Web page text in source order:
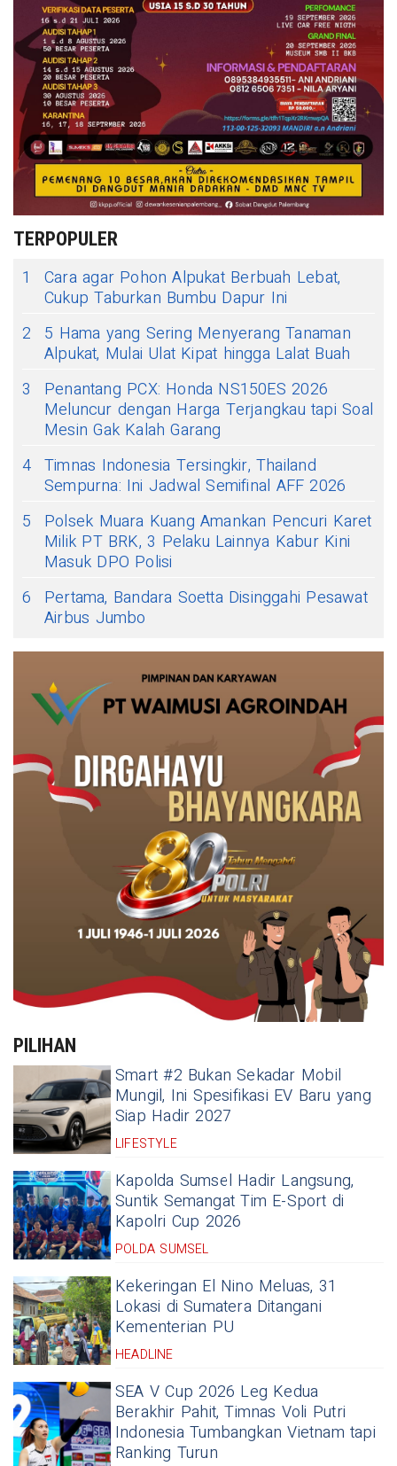
TERPOPULER
1
Cara agar Pohon Alpukat Berbuah Lebat,
Cukup Taburkan Bumbu Dapur Ini
2
5 Hama yang Sering Menyerang Tanaman
Alpukat, Mulai Ulat Kipat hingga Lalat Buah
3
Penantang PCX: Honda NS150ES 2026
Meluncur dengan Harga Terjangkau tapi Soal
Mesin Gak Kalah Garang
4 Timnas Indonesia Tersingkir, Thailand
Sempurna: Ini Jadwal Semifinal AFF 2026
5
Polsek Muara Kuang Amankan Pencuri Karet
Milik PT BRK, 3 Pelaku Lainnya Kabur Kini
Masuk DPO Polisi
6
Pertama, Bandara Soetta Disinggahi Pesawat
Airbus Jumbo
PILIHAN
Smart #2 Bukan Sekadar Mobil
Mungil, Ini Spesifikasi EV Baru yang
Siap Hadir 2027
LIFESTYLE
Kapolda Sumsel Hadir Langsung,
Suntik Semangat Tim E-Sport di
Kapolri Cup 2026
POLDA SUMSEL
Kekeringan El Nino Meluas, 31
Lokasi di Sumatera Ditangani
Kementerian PU
HEADLINE
SEA V Cup 2026 Leg Kedua
Berakhir Pahit, Timnas Voli Putri
Indonesia Tumbangkan Vietnam tapi
Ranking Turun